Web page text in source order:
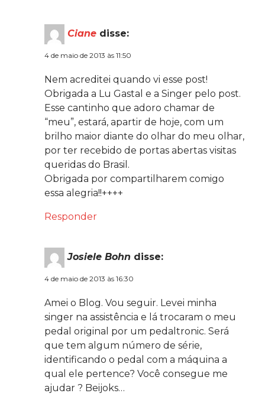
Ciane disse:
4 de maio de 2013 às 11:50
Nem acreditei quando vi esse post!
Obrigada a Lu Gastal e a Singer pelo post.
Esse cantinho que adoro chamar de
“meu”, estará, apartir de hoje, com um
brilho maior diante do olhar do meu olhar,
por ter recebido de portas abertas visitas
queridas do Brasil.
Obrigada por compartilharem comigo
essa alegria!!++++
Responder
Josiele Bohn disse:
4 de maio de 2013 às 16:30
Amei o Blog. Vou seguir. Levei minha
singer na assistência e lá trocaram o meu
pedal original por um pedaltronic. Será
que tem algum número de série,
identificando o pedal com a máquina a
qual ele pertence? Você consegue me
ajudar ? Beijoks…